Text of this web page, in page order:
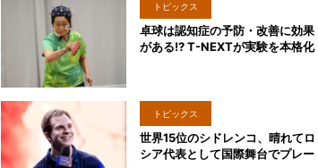
トピックス
卓球は認知症の予防・改善に効果
がある!? T-NEXTが実験を本格化
トピックス
世界15位のシドレンコ、晴れてロ
シア代表として国際舞台でプレー